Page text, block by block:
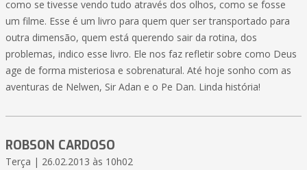
como se tivesse vendo tudo através dos olhos, como se fosse
um filme. Esse é um livro para quem quer ser transportado para
outra dimensão, quem está querendo sair da rotina, dos
problemas, indico esse livro. Ele nos faz refletir sobre como Deus
age de forma misteriosa e sobrenatural. Até hoje sonho com as
aventuras de Nelwen, Sir Adan e o Pe Dan. Linda história!
ROBSON CARDOSO
Terça | 26.02.2013 às 10h02